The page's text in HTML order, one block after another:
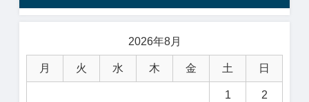
2026年8月
月 火 水 木 金 土 日
1 2